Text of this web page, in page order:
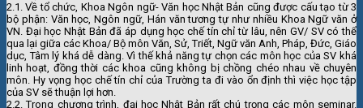
2.1. Về tổ chức, Khoa Ngôn ngữ- Văn học Nhật Bản cũng được cấu tạo từ 3
bộ phận: Văn học, Ngôn ngữ, Hán văn tương tự như nhiều Khoa Ngữ văn ở
VN. Đại học Nhật Bản đã áp dụng học chế tín chỉ từ lâu, nên GV/ SV có thể
qua lại giữa các Khoa/ Bộ môn Văn, Sử, Triết, Ngữ văn Anh, Pháp, Đức, Giáo
dục, Tâm lý khá dễ dàng. Vì thế khả năng tự chọn các môn học của SV khá
linh hoạt, đồng thời các khoa cũng không bị chồng chéo nhau về chuyên
môn. Hy vọng học chế tín chỉ của Trường ta đi vào ổn định thì việc học tập
của SV sẽ thuận lợi hơn.
2.2. Trong chương trình, đại học Nhật Bản rất chú trọng các môn seminar.